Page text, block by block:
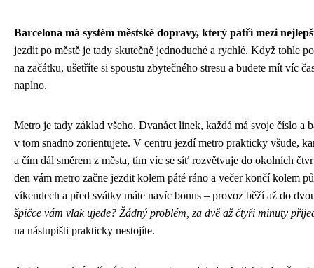
Barcelona má systém městské dopravy, který patří mezi
jezdit po městě je tady skutečně jednoduché a rychlé. Když tohle
na začátku, ušetříte si spoustu zbytečného stresu a budete mít víc
naplno.
Metro je tady základ všeho. Dvanáct linek, každá má svoje číslo a
v tom snadno zorientujete. V centru jezdí metro prakticky všude,
a čím dál směrem z města, tím víc se síť rozvětvuje do okolních
den vám metro začne jezdit kolem páté ráno a večer končí kolem
víkendech a před svátky máte navíc bonus – provoz běží až do
špičce vám vlak ujede? Žádný problém, za dvě až čtyři minuty
na nástupišti prakticky nestojíte.